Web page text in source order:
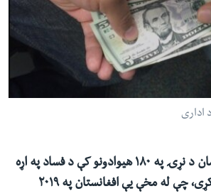
اداری
د نړیوال شفافیت سازمان د نړۍ په ۱۸۰ هیوادونو کې د فساد په اړه
خپل کلنی راپور خپور کړی، چې له مخې یې افغانستان په ۲۰۱۹